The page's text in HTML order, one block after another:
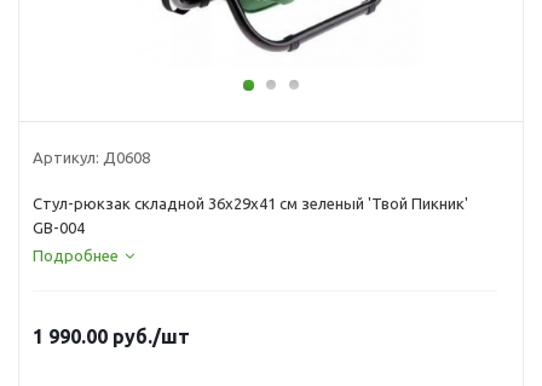
Артикул: Д0608
Стул-рюкзак складной 36х29х41 см зеленый 'Твой Пикник'
GB-004
Подробнее
1 990.00 руб./шт